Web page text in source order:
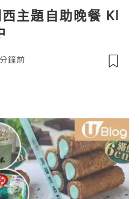
主題自助晚餐 Kl
鐘前